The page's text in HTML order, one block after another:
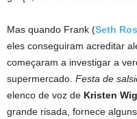
Mas quando Frank (Seth
eles conseguiram acreditar
começaram a investigar a
supermercado. Festa de
elenco de voz de Kristen
grande risada, fornece